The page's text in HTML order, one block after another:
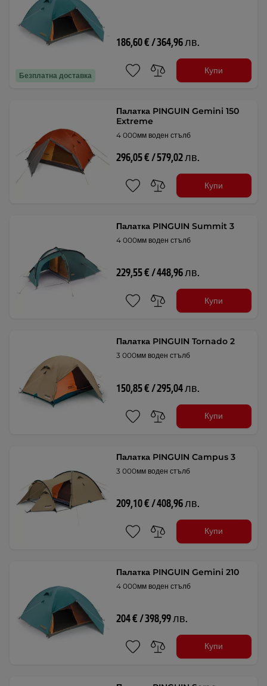
Безплатна доставка
186,60 € / 364,96 лв.
Купи
Палатка PINGUIN Gemini 150
Extreme
4 000мм воден стълб
296,05 € / 579,02 лв.
Купи
Палатка PINGUIN Summit 3
4 000мм воден стълб
229,55 € / 448,96 лв.
Купи
Палатка PINGUIN Tornado 2
3 000мм воден стълб
150,85 € / 295,04 лв.
Купи
Палатка PINGUIN Campus 3
3 000мм воден стълб
209,10 € / 408,96 лв.
Купи
Палатка PINGUIN Gemini 210
4 000мм воден стълб
204 € / 398,99 лв.
Купи